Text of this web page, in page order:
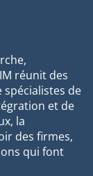
réunit des
de
et de
la
des firmes,
qui font